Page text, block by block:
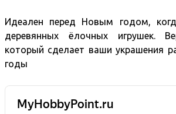
Идеален перед Новым годом,
деревянных ёлочных игрушек.
который сделает ваши украшения
годы